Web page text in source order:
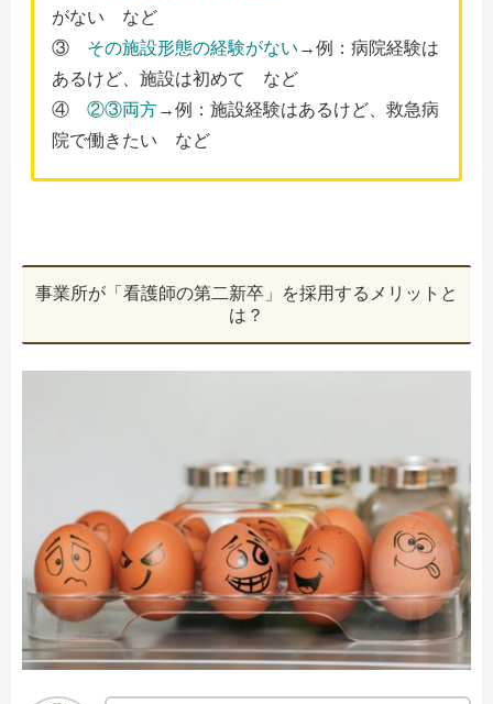
がない など
③ その施設形態の経験がない →例：病院経験は
あるけど、施設は初めて など
④②③両方→例：施設経験はあるけど、救急病
院で働きたい など
事業所が「看護師の第二新卒」を採用するメリットと
は？